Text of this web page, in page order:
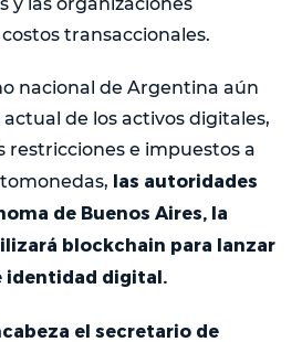
transaccionales.
nacional de Argentina aún
de los activos digitales,
restricciones e impuestos a
las autoridades
de Buenos Aires, la
blockchain para lanzar
identidad digital.
el secretario de